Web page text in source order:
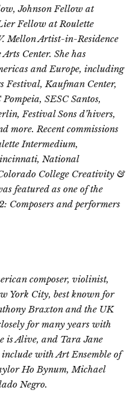
Johnson Fellow at
Fellow at Roulette
Mellon Artist-in-Residence
Center. She has
and Europe, including
Festival, Kaufman Center,
SESC Santos,
Festival Sons d’hivers,
more. Recent commissions
Intermedium,
National
College Creativity &
featured as one of the
Composers and performers
composer, violinist,
York City, best known for
Braxton and the UK
for many years with
is Alive, and Tara Jane
with Art Ensemble of
Ho Bynum, Michael
Negro.